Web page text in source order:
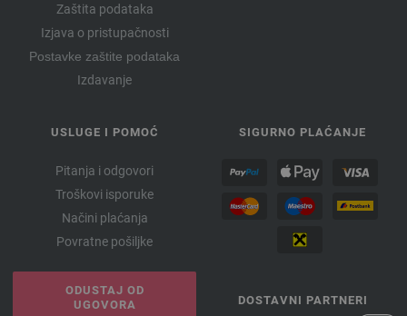
Zaštita podataka
Izjava o pristupačnosti
Postavke zaštite podataka
Izdavanje
USLUGE I POMOĆ
Pitanja i odgovori
Troškovi isporuke
Načini plaćanja
Povratne pošiljke
ODUSTAJ OD
UGOVORA
SIGURNO PLAĆANJE
DOSTAVNI PARTNERI